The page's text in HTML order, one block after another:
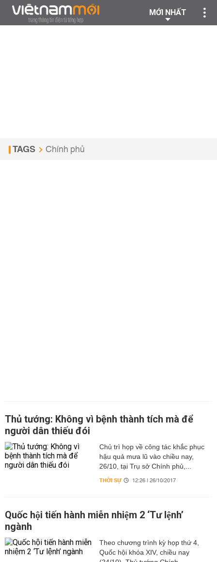
MỚI NHẤT
TAGS Chính phủ
Thủ tướng: Không vì bệnh thành tích mà để
người dân thiếu đói
Chủ trì họp về công tác khắc phục
hậu quả mưa lũ vào chiều nay,
26/10, tại Trụ sở Chính phủ,...
THỜI SỰ 12:26 | 26/10/2017
Quốc hội tiến hành miễn nhiệm 2 ‘Tư lệnh’
ngành
Theo chương trình kỳ họp thứ 4,
Quốc hội khóa XIV, chiều nay